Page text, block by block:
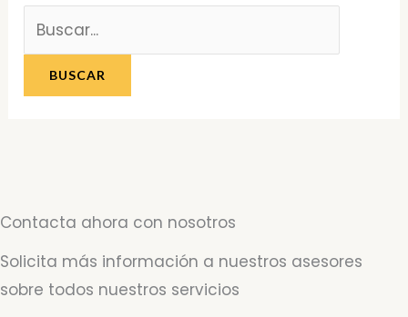
Contacta ahora con nosotros
Solicita más información a nuestros asesores
sobre todos nuestros servicios